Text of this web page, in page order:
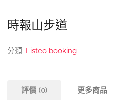
時報山步道
分類: Listeo booking
評價 (0) 更多商品